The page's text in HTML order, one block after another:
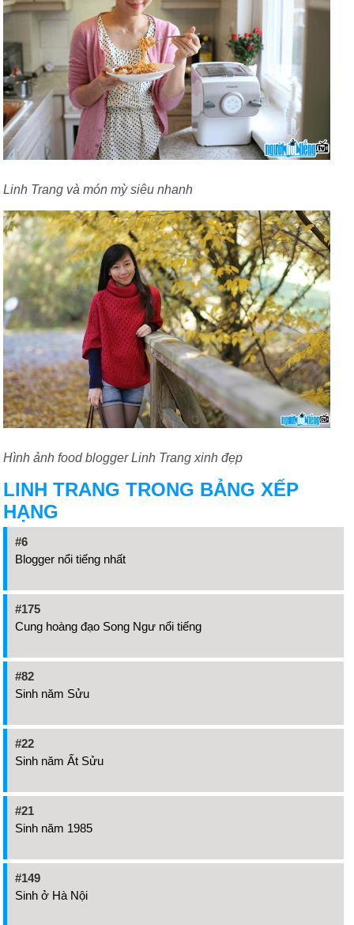
Linh Trang và món mỳ siêu nhanh
Hình ảnh food blogger Linh Trang xinh đẹp
LINH TRANG TRONG BẢNG XẾP
HẠNG
#6
Blogger nổi tiếng nhất
#175
Cung hoàng đạo Song Ngư nổi tiếng
#82
Sinh năm Sửu
#22
Sinh năm Ất Sửu
#21
Sinh năm 1985
#149
Sinh ở Hà Nội